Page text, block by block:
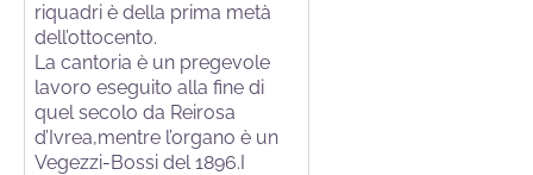
riquadri è della prima metà
dell’ottocento.
La cantoria è un pregevole
lavoro eseguito alla fine di
quel secolo da Reirosa
d’Ivrea,mentre l’organo è un
Vegezzi-Bossi del 1896.I